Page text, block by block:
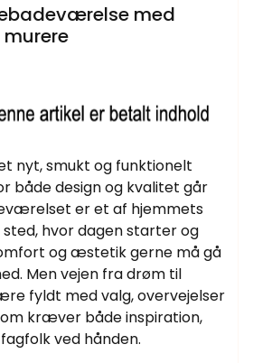
med
nyt, smukt og funktionelt
både design og kvalitet går
er et af hjemmets
hvor dagen starter og
og æstetik gerne må gå
Men vejen fra drøm til
fyldt med valg, overvejelser
kræver både inspiration,
ved hånden.